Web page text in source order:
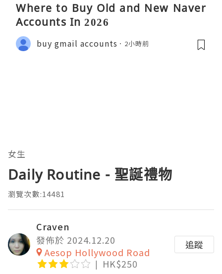
Where to Buy Old and New Naver
Accounts In 2026
buy gmail accounts 2小時前
女生
Daily Routine - 聖誕禮物
瀏覽次數:14481
Craven
發佈於 2024.12.20
Aesop Hollywood Road
HK$250
追蹤